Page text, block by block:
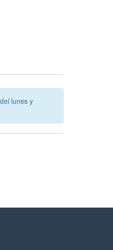
lunes y